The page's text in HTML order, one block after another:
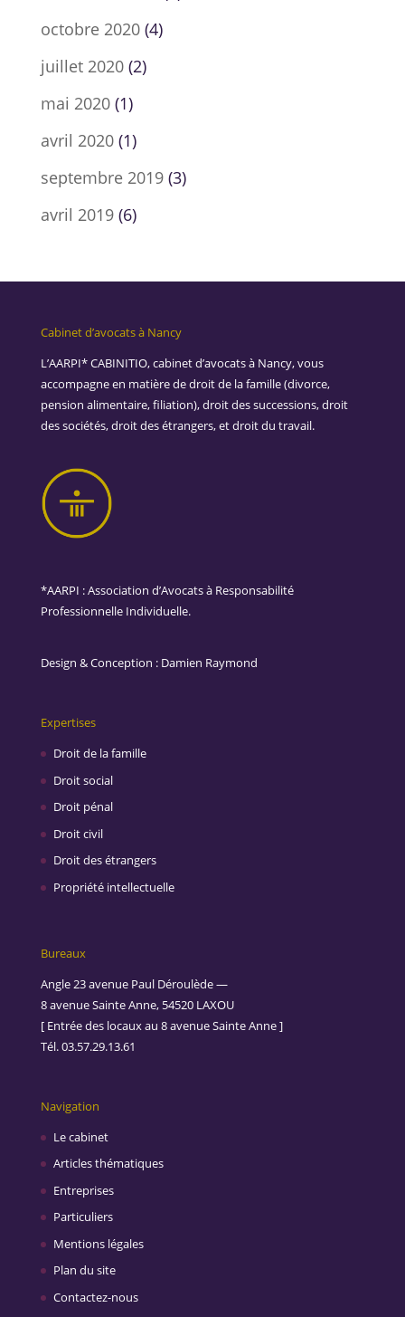
octobre 2020(4)
juillet 2020(2)
mai 2020(1)
avril 2020(1)
septembre 2019(3)
avril 2019(6)
Cabinet d’avocats à Nancy
L’AARPI* CABINITIO, cabinet d’avocats à Nancy, vous
accompagne en matière de droit de la famille (divorce,
pension alimentaire, filiation), droit des successions, droit
des sociétés, droit des étrangers, et droit du travail.
*AARPI : Association d’Avocats à Responsabilité
Professionnelle Individuelle.
Design & Conception : Damien Raymond
Expertises
Droit de la famille
Droit social
Droit pénal
Droit civil
Droit des étrangers
Propriété intellectuelle
Bureaux
Angle 23 avenue Paul Déroulède —
8 avenue Sainte Anne, 54520 LAXOU
[ Entrée des locaux au 8 avenue Sainte Anne ]
Tél. 03.57.29.13.61
Navigation
Le cabinet
Articles thématiques
Entreprises
Particuliers
Mentions légales
Plan du site
Contactez-nous